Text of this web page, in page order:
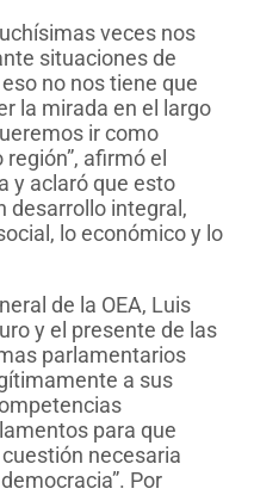
veces nos
situaciones de
no nos tiene que
la mirada en el largo
ir como
afirmó el
y aclaró que esto
desarrollo integral,
lo económico y lo
de la OEA, Luis
y el presente de las
parlamentarios
a sus
para que
necesaria
Por